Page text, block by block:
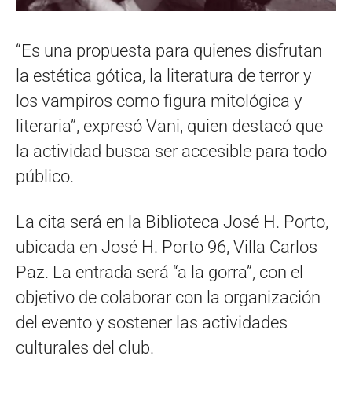
“Es una propuesta para quienes disfrutan
la estética gótica, la literatura de terror y
los vampiros como figura mitológica y
literaria”, expresó Vani, quien destacó que
la actividad busca ser accesible para todo
público.
La cita será en la Biblioteca José H. Porto,
ubicada en José H. Porto 96, Villa Carlos
Paz. La entrada será “a la gorra”, con el
objetivo de colaborar con la organización
del evento y sostener las actividades
culturales del club.